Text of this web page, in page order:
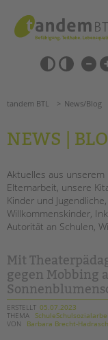
springen
Barrierefrei-
Einstellungen
überspringen
überspringen
SCHULE & GANZTAG
Grundschulen
Oberschulen
Förderzentren
Kollegs
Schulbezogene
Tagesgruppen
HILFEN ZUR
tandem BTL News/Blog
NEWS |
Aktuelles aus
Elternarbeit, unsere
Kinder und
Willkommenskinder,
Autorität an Schulen,
Mit
gegen Mobbing
ERSTELLT 05.07.2023
THEMA
VON
Barbara Brecht-